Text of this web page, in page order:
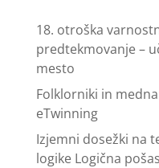
18. otroška
predtekmovanje –
mesto
Folklorniki in
eTwinning
Izjemni dosežki na
logike Logična